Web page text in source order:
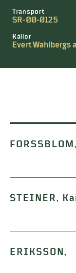
Transport
SR-00-0125
Källor
Evert Wahlbergs
STEINER,
ERIKSSON,